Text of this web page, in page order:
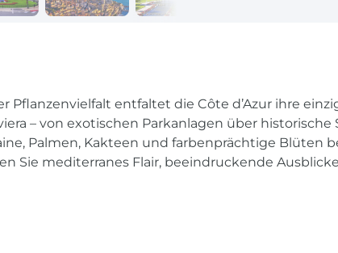
entfaltet die Côte d’Azur ihre
– von exotischen Parkanlagen über historische
Palmen, Kakteen und farbenprächtige Blüten
Sie mediterranes Flair, beeindruckende